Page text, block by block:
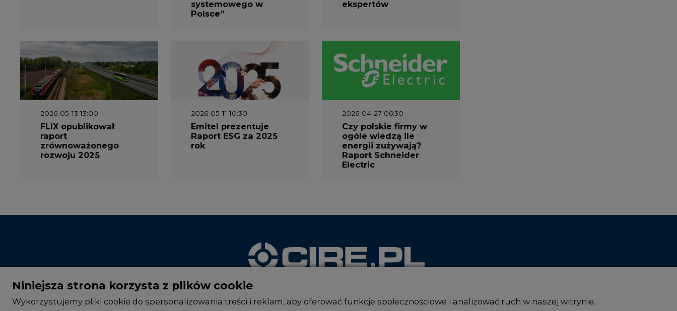
systemowego w
Polsce”
ekspertów
2026-05-13 13:00
FLIX opublikował
raport
zrównoważonego
rozwoju 2025
2026-05-11 10:30
Emitel prezentuje
Raport ESG za 2025
rok
2026-04-27 06:30
Czy polskie firmy w
ogóle wiedzą ile
energii zużywają?
Raport Schneider
Electric
Niniejsza strona korzysta z plików cookie
Wykorzystujemy pliki cookie do spersonalizowania treści i reklam, aby oferować funkcje społecznościowe i analizować ruch w naszej witrynie.